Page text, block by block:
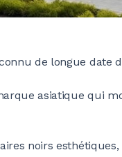
de longue date
asiatique qui
noirs